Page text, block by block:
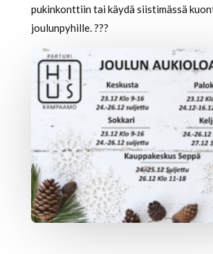
pukinkonttiin tai käydä siistimässä
joulunpyhille.???